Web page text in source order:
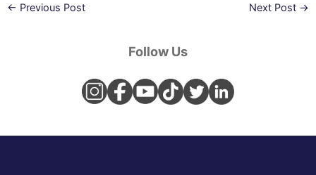
← Previous Post Next Post →
Follow Us